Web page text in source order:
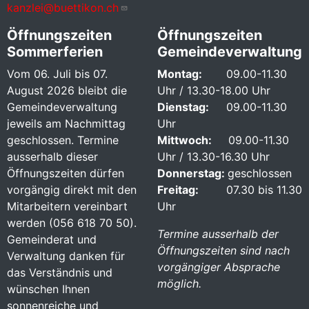
kanzlei@buettikon.ch
Öffnungszeiten
Sommerferien
Vom 06. Juli bis 07.
August 2026 bleibt die
Gemeindeverwaltung
jeweils am Nachmittag
geschlossen. Termine
ausserhalb dieser
Öffnungszeiten dürfen
vorgängig direkt mit den
Mitarbeitern vereinbart
werden (056 618 70 50).
Gemeinderat und
Verwaltung danken für
das Verständnis und
wünschen Ihnen
sonnenreiche und
Öffnungszeiten
Gemeindeverwaltung
Montag: 09.00-11.30
Uhr / 13.30-18.00 Uhr
Dienstag: 09.00-11.30
Uhr
Mittwoch:
09.00-11.30
Uhr / 13.30-16.30 Uhr
Donnerstag: geschlossen
Freitag: 07.30 bis 11.30
Uhr
Termine ausserhalb der
Öffnungszeiten sind nach
vorgängiger Absprache
möglich.